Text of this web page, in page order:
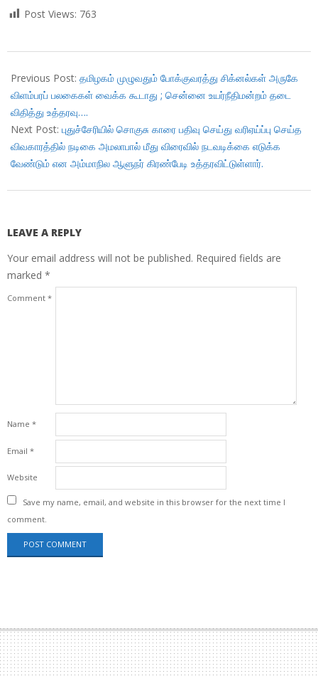
Post Views: 763
10-
31
Previous Post: தமிழகம் முழுவதும் போக்குவரத்து சிக்னல்கள் அருகே
விளம்பரப் பலகைகள் வைக்க கூடாது ; சென்னை உயர்நீதிமன்றம் தடை
விதித்து உத்தரவு….
Next Post: புதுச்சேரியில் சொகுசு காரை பதிவு செய்து வரிஏய்ப்பு செய்த
விவகாரத்தில் நடிகை அமலாபால் மீது விரைவில் நடவடிக்கை எடுக்க
வேண்டும் என அம்மாநில ஆளுநர் கிரண்பேடி உத்தரவிட்டுள்ளார்.
LEAVE A REPLY
Your email address will not be published. Required fields are
marked *
Comment *
Name *
Email *
Website
Save my name, email, and website in this browser for the next time I
comment.